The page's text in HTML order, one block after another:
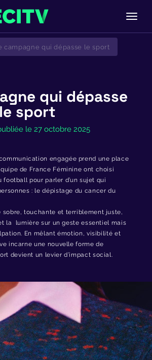
campagne qui dépasse le sport
qui dépasse
le sport
le 27 octobre 2025
engagée prend une place
de France Féminine ont choisi
football pour parler d’un sujet qui
: le dépistage du cancer du
sobre, touchante et terriblement juste,
la lumière sur un geste essentiel mais
En mêlant émotion, visibilité et
incarne une nouvelle forme de
devient un levier d’impact social.